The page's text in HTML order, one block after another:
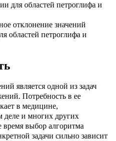
для областей петроглифа и
отклонение значений
областей петроглифа и
является одной из задач
Потребность в ее
в медицине,
деле и многих других
время выбор алгоритма
задачи сильно зависит